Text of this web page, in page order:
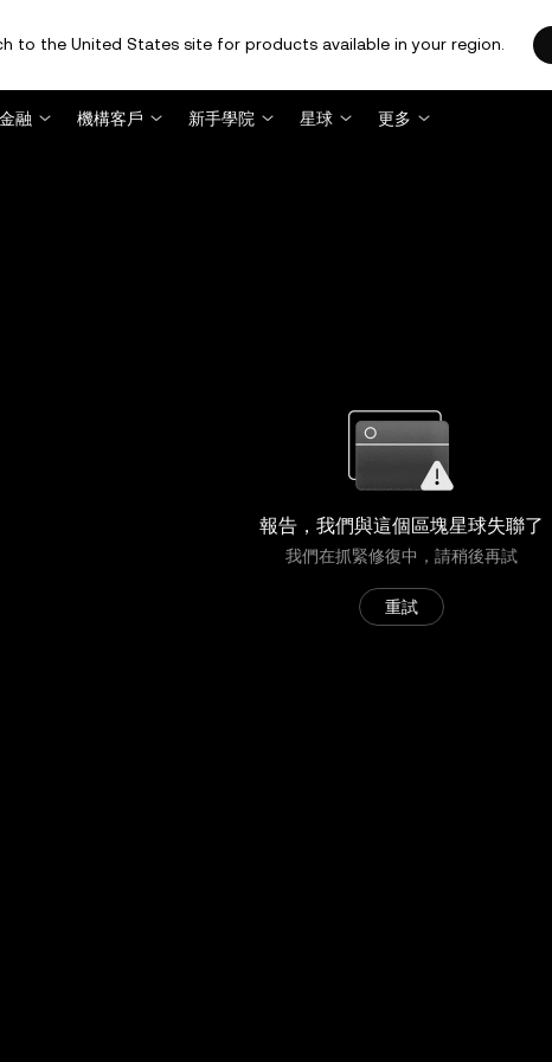
to the United States site for products available in your region.
金融 機構客戶 新手學院 星球 更多
報告，我們與這個區塊星球失聯了
我們在抓緊修復中，請稍後再試
重試